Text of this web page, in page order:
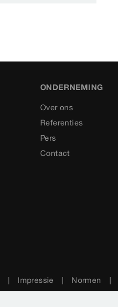
ONDERNEMING
Over ons
Referenties
Pers
Contact
Impressie Normen